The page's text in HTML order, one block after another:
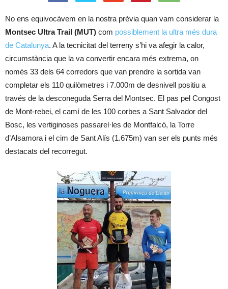
No ens equivocàvem en la nostra prèvia quan vam considerar la
Montsec Ultra Trail (MUT) com possiblement la ultra més dura
de Catalunya. A la tecnicitat del terreny s’hi va afegir la calor,
circumstància que la va convertir encara més extrema, on
només 33 dels 64 corredors que van prendre la sortida van
completar els 110 quilòmetres i 7.000m de desnivell positiu a
través de la desconeguda Serra del Montsec. El pas pel Congost
de Mont-rebei, el camí de les 100 corbes a Sant Salvador del
Bosc, les vertiginoses passarel·les de Montfalcó, la Torre
d’Alsamora i el cim de Sant Alís (1.675m) van ser els punts més
destacats del recorregut.